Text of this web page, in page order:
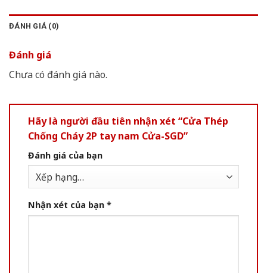
ĐÁNH GIÁ (0)
Đánh giá
Chưa có đánh giá nào.
Hãy là người đầu tiên nhận xét “Cửa Thép
Chống Cháy 2P tay nam Cửa-SGD”
Đánh giá của bạn
Nhận xét của bạn *